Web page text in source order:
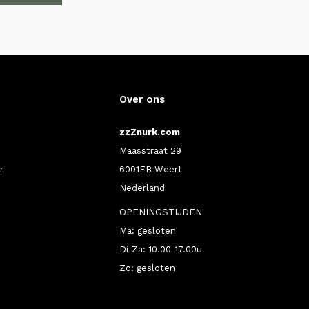
Over ons
zzZnurk.com
Maasstraat 29
6001EB Weert
Nederland
OPENINGSTIJDEN
Ma: gesloten
Di-Za: 10.00-17.00u
Zo: gesloten